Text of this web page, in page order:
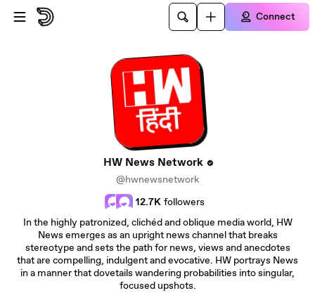
Skip to main content
Connect
HW News Network
@hwnewsnetwork
12.7K followers
In the highly patronized, clichéd and oblique media world, HW
News emerges as an upright news channel that breaks
stereotype and sets the path for news, views and anecdotes
that are compelling, indulgent and evocative. HW portrays News
in a manner that dovetails wandering probabilities into singular,
focused upshots.